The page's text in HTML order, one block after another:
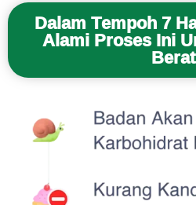
Dalam Tempoh 7
Alami Proses Ini